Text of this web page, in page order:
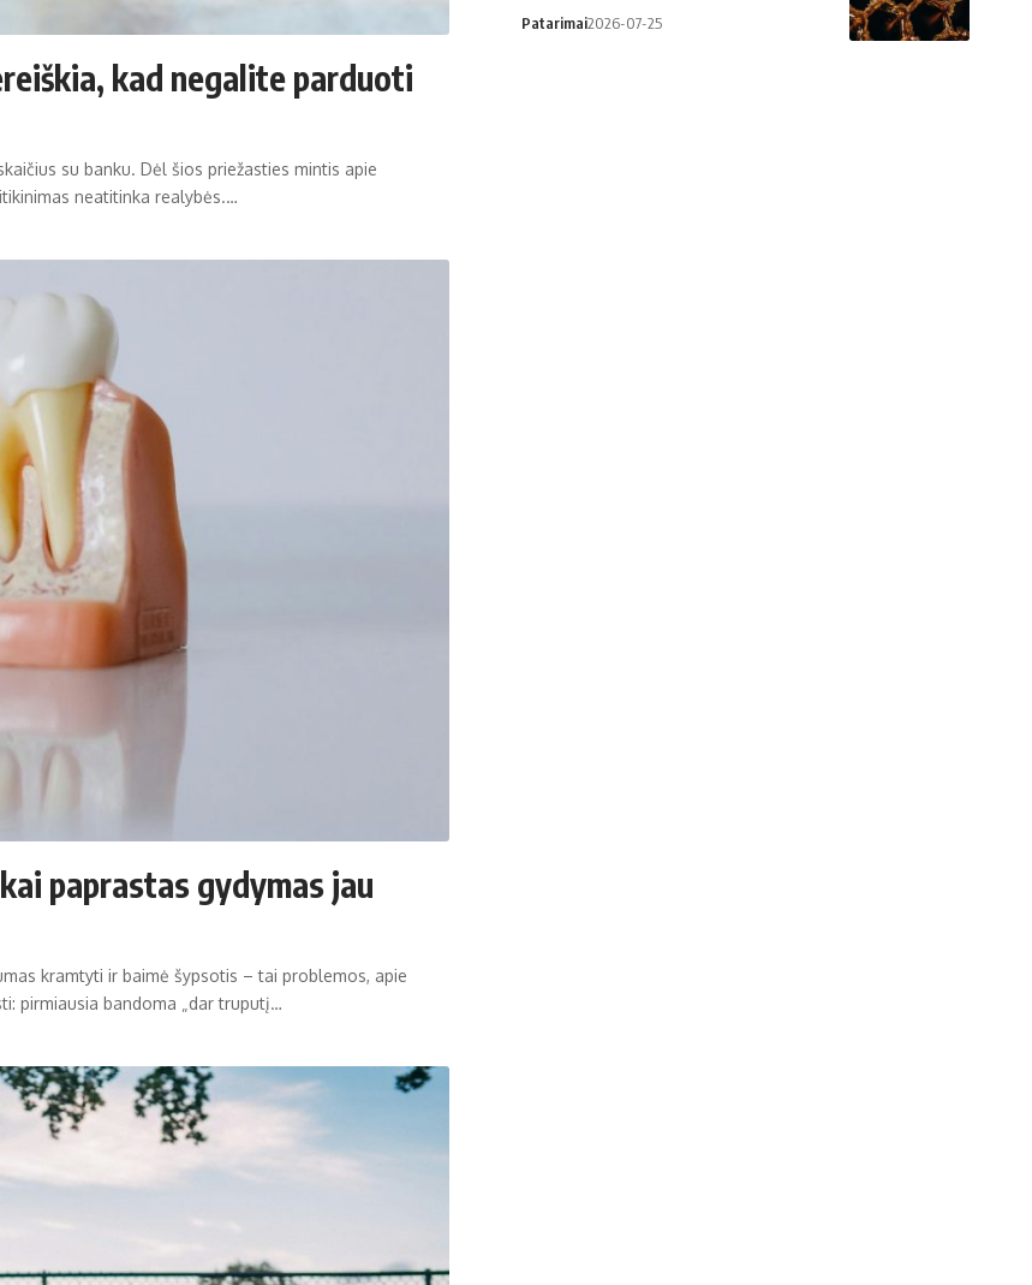
kad negalite parduoti
su banku. Dėl šios priežasties mintis apie
neatitinka realybės.…
paprastas gydymas jau
kramtyti ir baimė šypsotis – tai problemos, apie
pirmiausia bandoma „dar truputį…
Patarimai2026-07-25